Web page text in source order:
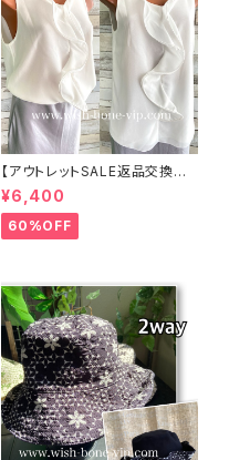
【アウトレットSALE返品交換不
可8/20まで】イタリア製 CASA
DEILUCA ITALY｜前フリル＆B
IGフリルトップス /ホワイト
¥6,400
60%OFF